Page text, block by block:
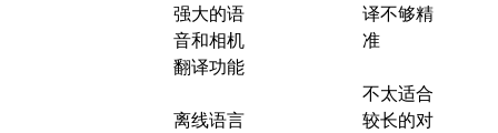
强大的语
音和相机
翻译功能
离线语言
译不够精
准
不太适合
较长的对